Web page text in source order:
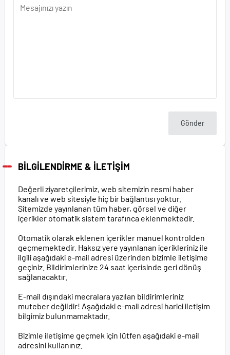
BİLGİLENDİRME & İLETİŞİM
Değerli ziyaretçilerimiz, web sitemizin resmi haber
kanalı ve web sitesiyle hiç bir bağlantısı yoktur.
Sitemizde yayınlanan tüm haber, görsel ve diğer
içerikler otomatik sistem tarafınca eklenmektedir.
Otomatik olarak eklenen içerikler manuel kontrolden
geçmemektedir. Haksız yere yayınlanan içerikleriniz ile
ilgili aşağıdaki e-mail adresi üzerinden bizimle iletişime
geçiniz. Bildirimlerinize 24 saat içerisinde geri dönüş
sağlanacaktır.
E-mail dışındaki mecralara yazılan bildirimleriniz
muteber değildir! Aşağıdaki e-mail adresi harici iletişim
bilgimiz bulunmamaktadır.
Bizimle iletişime geçmek için lütfen aşağıdaki e-mail
adresini kullanınız.